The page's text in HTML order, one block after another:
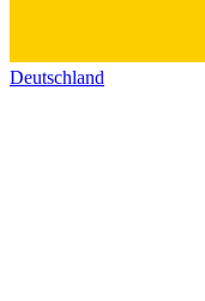
Deutschland